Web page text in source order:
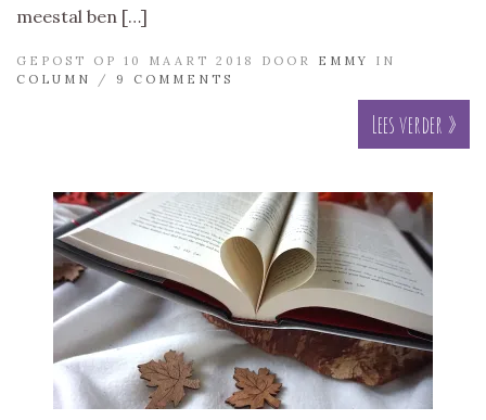
meestal ben […]
GEPOST OP 10 MAART 2018 DOOR EMMY
IN
COLUMN
/ 9 COMMENTS
Lees verder »